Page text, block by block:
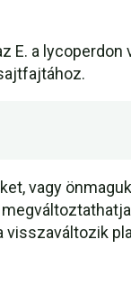
a
vagy